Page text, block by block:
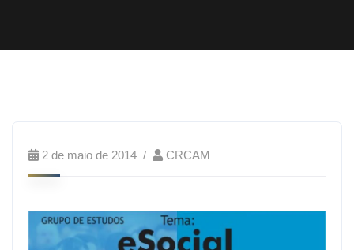
2 de maio de 2014 CRCAM